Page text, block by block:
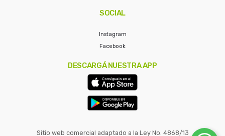
SOCIAL
Instagram
Facebook
DESCARGÁ NUESTRA APP
Sitio web comercial adaptado a la Ley No. 4868/13